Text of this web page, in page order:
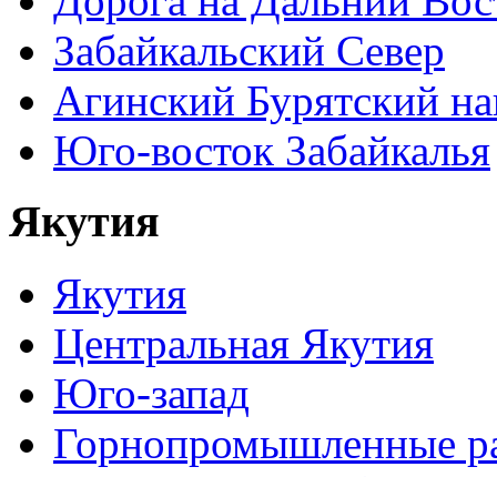
Забайкальский Север
Агинский Бурятский
Юго-восток Забайкалья
Якутия
Якутия
Центральная Якутия
Юго-запад
Горнопромышленные